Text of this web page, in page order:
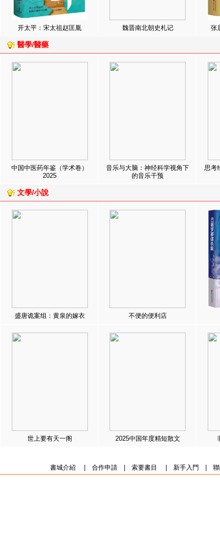
开太平：宋太祖赵匡胤 魏晋南北朝史札记 张
醫學/醫藥
中国中医药年鉴（学术卷）
2025
音乐与大脑：神经科学视角下
的音乐干预
思考
文學/小說
盛唐诡案组：黄泉的嫁衣 不便的便利店
世上要有天一阁 2025中国年度精短散文
書城介紹 合作申請| 索要書目 新手入門